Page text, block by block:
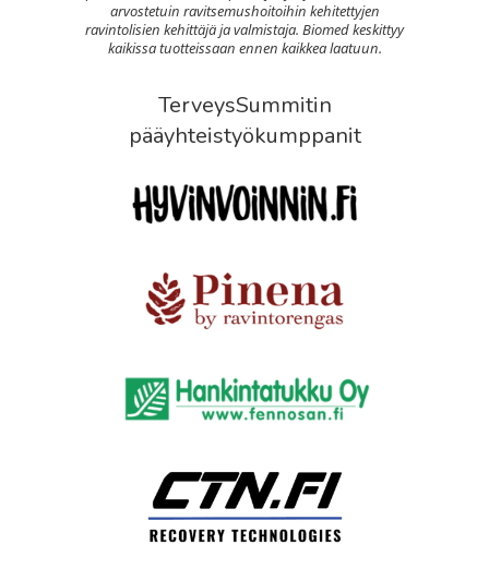
arvostetuin ravitsemushoitoihin kehitettyjen
ravintolisien kehittäjä ja valmistaja. Biomed keskittyy
kaikissa tuotteissaan ennen kaikkea laatuun.
TerveysSummitin
pääyhteistyökumppanit